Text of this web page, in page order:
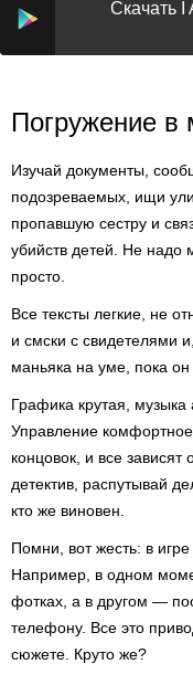
Скачать I
Погружение в
Изучай документы,
подозреваемых, ищи
пропавшую сестру и
убийств детей. Не надо
просто.
Все тексты легкие, не
и смски с свидетелями
маньяка на уме, пока он
Графика крутая,
Управление
концовок, и все зависят
детектив, распутывай
кто же виновен.
Помни, вот жесть: в
Например, в одном
фотках, а в другом —
телефону. Все это
сюжете. Круто же?